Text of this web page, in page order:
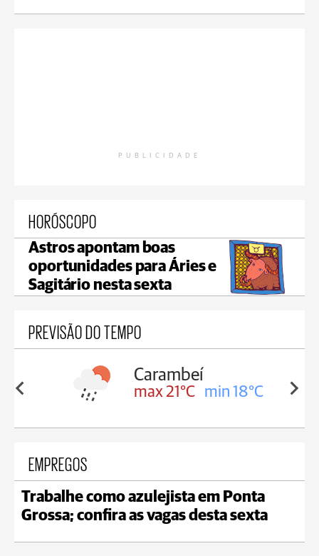
PUBLICIDADE
HORÓSCOPO
Astros apontam boas
oportunidades para Áries e
Sagitário nesta sexta
PREVISÃO DO TEMPO
18°C
Carambeí
max 21°C min 18°C
EMPREGOS
Trabalhe como azulejista em Ponta
Grossa; confira as vagas desta sexta